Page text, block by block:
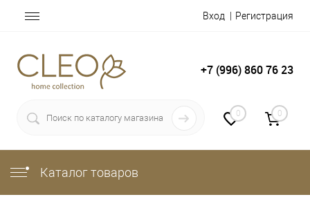
Вход Регистрация
+7 (996) 860 76 23
0 0
Каталог товаров